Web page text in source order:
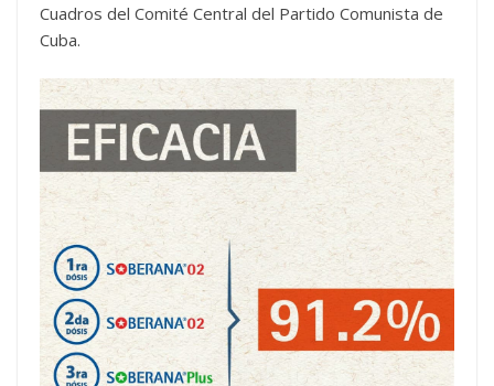
Cuadros del Comité Central del Partido Comunista de
Cuba.